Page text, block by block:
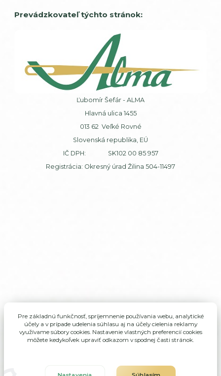
Prevádzkovateľ týchto stránok:
Ľubomír Šefár - ALMA
Hlavná ulica 1455
013 62 Veľké Rovné
Slovenská republika, EÚ
IČ DPH: SK102 00 85 957
Registrácia: Okresný úrad Žilina 504-11497
Pre základnú funkčnosť, spríjemnenie používania webu, analytické
účely a v prípade udelenia súhlasu aj na účely cielenia reklamy
využívame súbory cookies. Nastavenie vlastných preferencií cookies
môžete kedykoľvek upraviť odkazom v spodnej časti stránok.